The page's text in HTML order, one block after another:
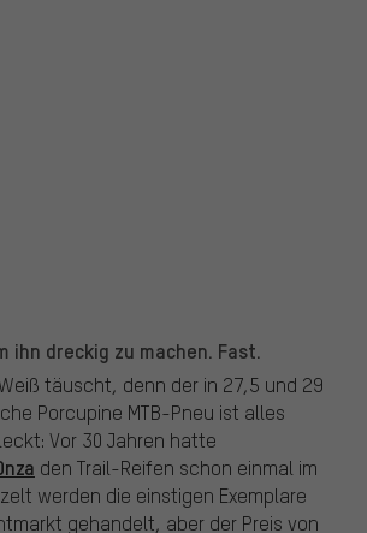
ihn dreckig zu machen. Fast.
täuscht, denn der in 27,5 und 29
Porcupine MTB-Pneu ist alles
Vor 30 Jahren hatte
den Trail-Reifen schon einmal im
werden die einstigen Exemplare
gehandelt, aber der Preis von